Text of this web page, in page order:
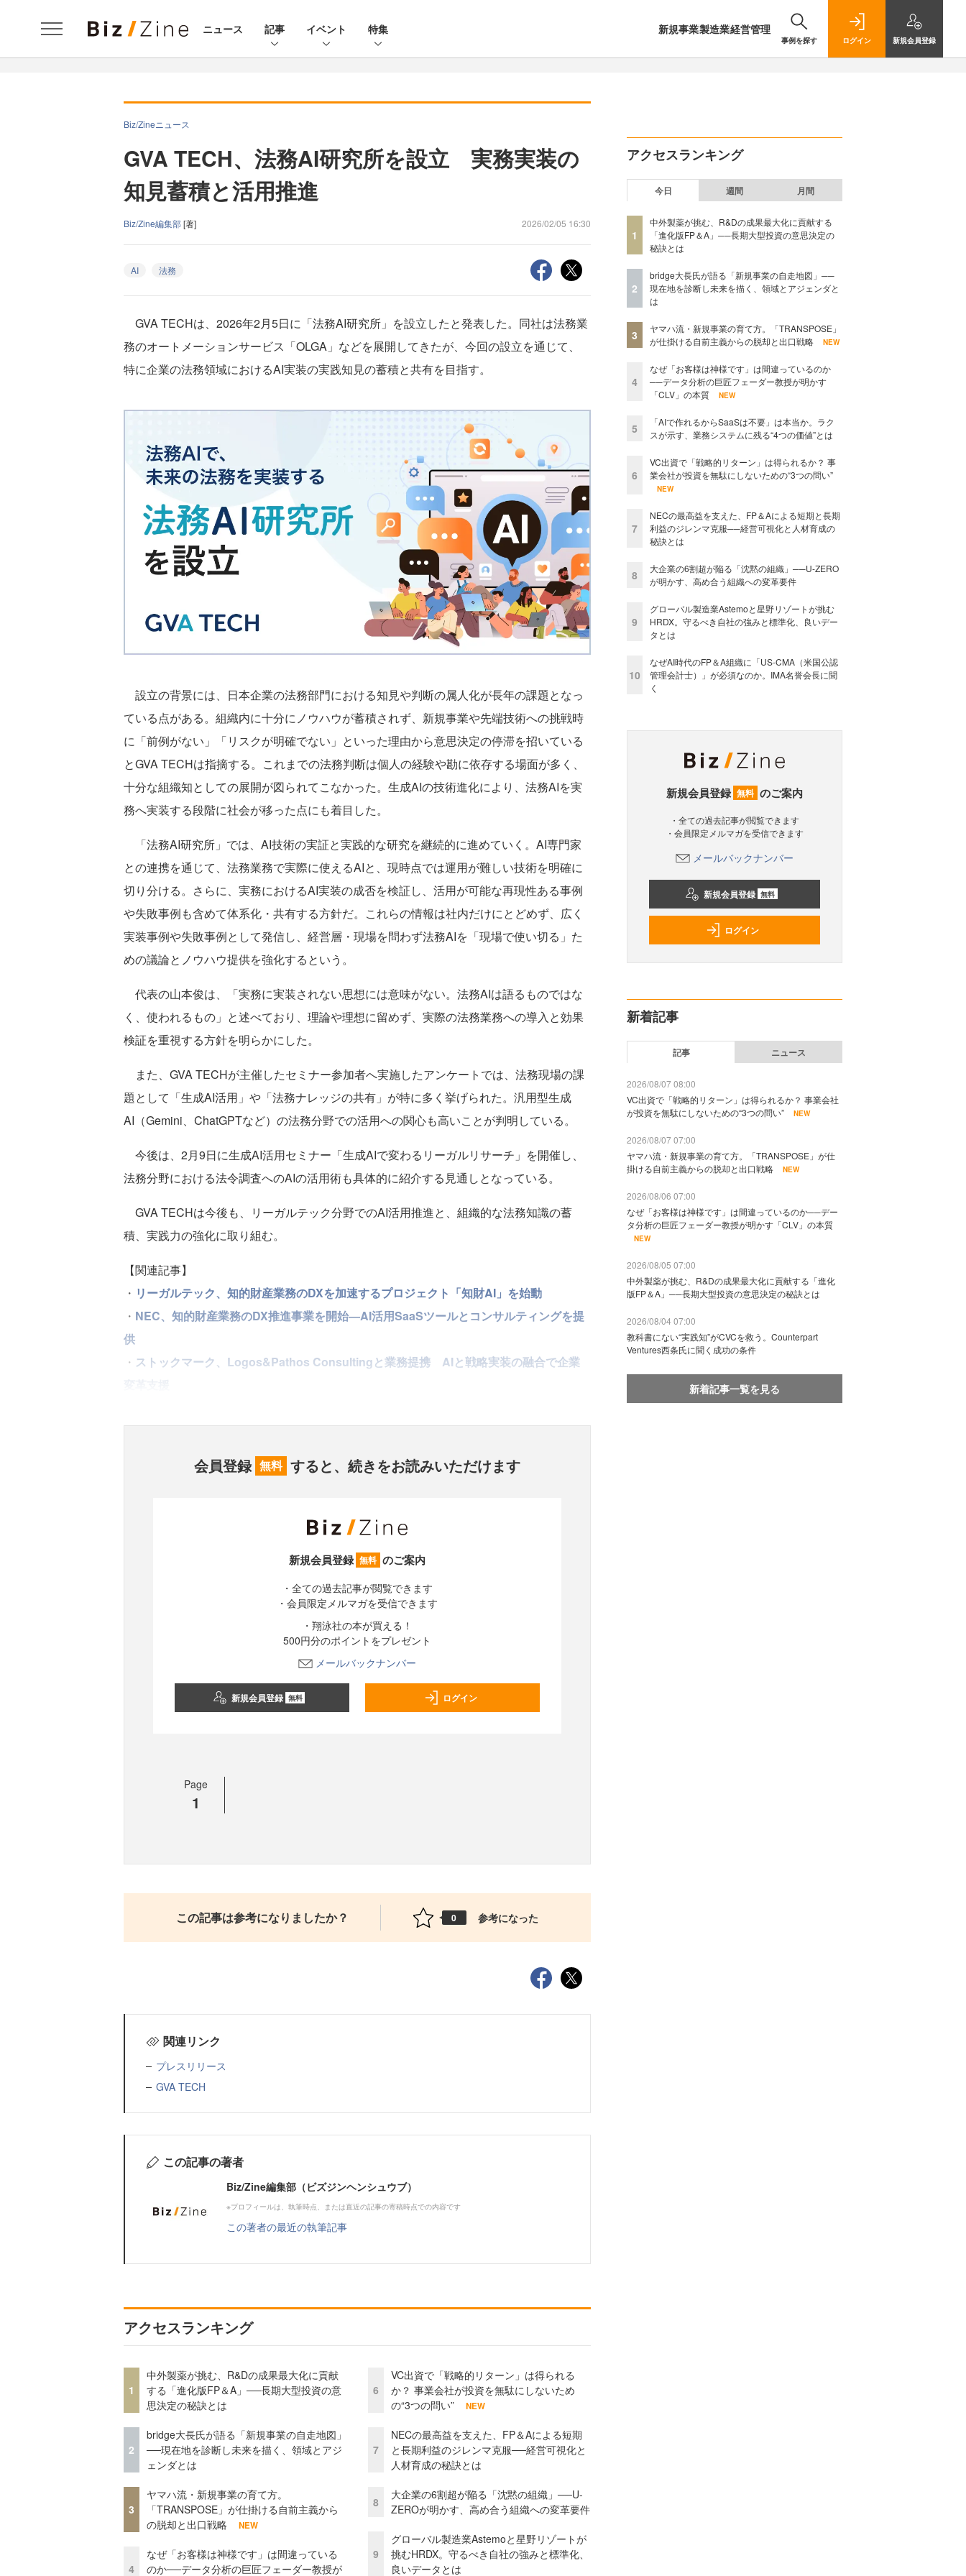
ニュース 記事 イベント 特集 新規事業製造業経営管理
事例を探す ログイン 新規会員登録
Biz/Zineニュース
GVA TECH、法務AI研究所を設立 実務実装の
知見蓄積と活用推進
Biz/Zine編集部[著] 2026/02/05 16:30
AI 法務
GVA TECHは、2026年2月5日に「法務AI研究所」を設立したと発表した。同社は法務業
務のオートメーションサービス「OLGA」などを展開してきたが、今回の設立を通じて、
特に企業の法務領域におけるAI実装の実践知見の蓄積と共有を目指す。
設立の背景には、日本企業の法務部門における知見や判断の属人化が長年の課題となっ
ている点がある。組織内に十分にノウハウが蓄積されず、新規事業や先端技術への挑戦時
に「前例がない」「リスクが明確でない」といった理由から意思決定の停滞を招いている
とGVA TECHは指摘する。これまでの法務判断は個人の経験や勘に依存する場面が多く、
十分な組織知としての展開が図られてこなかった。生成AIの技術進化により、法務AIを実
務へ実装する段階に社会が移った点にも着目した。
「法務AI研究所」では、AI技術の実証と実践的な研究を継続的に進めていく。AI専門家
との連携を通じて、法務業務で実際に使えるAIと、現時点では運用が難しい技術を明確に
切り分ける。さらに、実務におけるAI実装の成否を検証し、活用が可能な再現性ある事例
や失敗事例も含めて体系化・共有する方針だ。これらの情報は社内だけにとどめず、広く
実装事例や失敗事例として発信し、経営層・現場を問わず法務AIを「現場で使い切る」た
めの議論とノウハウ提供を強化するという。
代表の山本俊は、「実務に実装されない思想には意味がない。法務AIは語るものではな
く、使われるもの」と述べており、理論や理想に留めず、実際の法務業務への導入と効果
検証を重視する方針を明らかにした。
また、GVA TECHが主催したセミナー参加者へ実施したアンケートでは、法務現場の課
題として「生成AI活用」や「法務ナレッジの共有」が特に多く挙げられた。汎用型生成
AI（Gemini、ChatGPTなど）の法務分野での活用への関心も高いことが判明している。
今後は、2月9日に生成AI活用セミナー「生成AIで変わるリーガルリサーチ」を開催し、
法務分野における法令調査へのAIの活用術も具体的に紹介する見通しとなっている。
GVA TECHは今後も、リーガルテック分野でのAI活用推進と、組織的な法務知識の蓄
積、実践力の強化に取り組む。
【関連記事】
・ リーガルテック、知的財産業務のDXを加速するプロジェクト「知財AI」を始動
・ NEC、知的財産業務のDX推進事業を開始—AI活用SaaSツールとコンサルティングを提
供
・ ストックマーク、Logos&Pathos Consultingと業務提携 AIと戦略実装の融合で企業
会員登録 無料 すると、続きをお読みいただけます
新規会員登録 無料 のご案内
・全ての過去記事が閲覧できます
・会員限定メルマガを受信できます
・翔泳社の本が買える！
500円分のポイントをプレゼント
メールバックナンバー
新規会員登録 無料 ログイン
Page
1
この記事は参考になりましたか？ 0 参考になった
関連リンク
プレスリリース
GVA TECH
この記事の著者
Biz/Zine編集部（ビズジンヘンシュウブ）
※プロフィールは、執筆時点、または直近の記事の寄稿時点での内容です
この著者の最近の執筆記事
アクセスランキング
1
中外製薬が挑む、R&Dの成果最大化に貢献
する「進化版FP＆A」──長期大型投資の意
思決定の秘訣とは
2
bridge大長氏が語る「新規事業の自走地図」
──現在地を診断し未来を描く、領域とアジ
ェンダとは
3
ヤマハ流・新規事業の育て方。
「TRANSPOSE」が仕掛ける自前主義から
の脱却と出口戦略
NEW
4
なぜ「お客様は神様です」は間違っている
のか──データ分析の巨匠フェーダー教授が
6
VC出資で「戦略的リターン」は得られる
か？ 事業会社が投資を無駄にしないため
の“3つの問い”
NEW
7
NECの最高益を支えた、FP＆Aによる短期
と長期利益のジレンマ克服──経営可視化と
人材育成の秘訣とは
8
大企業の6割超が陥る「沈黙の組織」──U-
ZEROが明かす、高め合う組織への変革要件
9
グローバル製造業Astemoと星野リゾートが
挑むHRDX。守るべき自社の強みと標準化、
良いデータとは
アクセスランキング
今日 週間 月間
1
中外製薬が挑む、R&Dの成果最大化に貢献する
「進化版FP＆A」──長期大型投資の意思決定の
秘訣とは
2
bridge大長氏が語る「新規事業の自走地図」──
現在地を診断し未来を描く、領域とアジェンダと
は
3
ヤマハ流・新規事業の育て方。「TRANSPOSE」
が仕掛ける自前主義からの脱却と出口戦略
NEW
4
なぜ「お客様は神様です」は間違っているのか
──データ分析の巨匠フェーダー教授が明かす
「CLV」の本質
NEW
5
「AIで作れるからSaaSは不要」は本当か。ラク
スが示す、業務システムに残る“4つの価値”とは
6
VC出資で「戦略的リターン」は得られるか？ 事
業会社が投資を無駄にしないための“3つの問い”
NEW
7
NECの最高益を支えた、FP＆Aによる短期と長期
利益のジレンマ克服──経営可視化と人材育成の
秘訣とは
8
大企業の6割超が陥る「沈黙の組織」──U-ZERO
が明かす、高め合う組織への変革要件
9
グローバル製造業Astemoと星野リゾートが挑む
HRDX。守るべき自社の強みと標準化、良いデー
タとは
10
なぜAI時代のFP＆A組織に「US-CMA（米国公認
管理会計士）」が必須なのか。IMA名誉会長に聞
く
新規会員登録 無料 のご案内
・全ての過去記事が閲覧できます
・会員限定メルマガを受信できます
メールバックナンバー
新規会員登録 無料
ログイン
新着記事
記事 ニュース
2026/08/07 08:00
VC出資で「戦略的リターン」は得られるか？ 事業会社
が投資を無駄にしないための“3つの問い”
NEW
2026/08/07 07:00
ヤマハ流・新規事業の育て方。「TRANSPOSE」が仕
掛ける自前主義からの脱却と出口戦略
NEW
2026/08/06 07:00
なぜ「お客様は神様です」は間違っているのか──デー
タ分析の巨匠フェーダー教授が明かす「CLV」の本質
NEW
2026/08/05 07:00
中外製薬が挑む、R&Dの成果最大化に貢献する「進化
版FP＆A」──長期大型投資の意思決定の秘訣とは
2026/08/04 07:00
教科書にない“実践知”がCVCを救う。Counterpart
Ventures西条氏に聞く成功の条件
新着記事一覧を見る